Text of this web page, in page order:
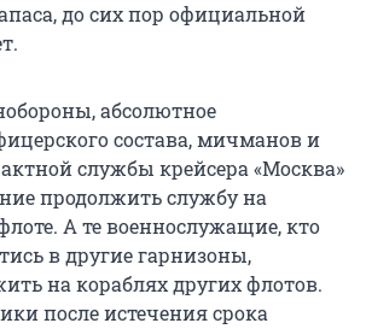
до сих пор официальной
абсолютное
состава, мичманов и
службы крейсера «Москва»
продолжить службу на
А те военнослужащие, кто
в другие гарнизоны,
на кораблях других флотов.
после истечения срока